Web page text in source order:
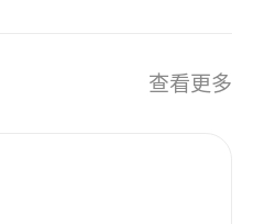
查看更多